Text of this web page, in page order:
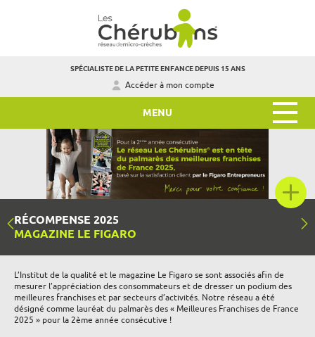
SPÉCIALISTE DE LA PETITE ENFANCE DEPUIS 15 ANS
Accéder à mon compte
MENU
RÉCOMPENSE 2025
MAGAZINE LE FIGARO
L’Institut de la qualité et le magazine Le Figaro se sont associés afin de
mesurer l’appréciation des consommateurs et de dresser un podium des
meilleures franchises et par secteurs d’activités. Notre réseau a été
désigné comme lauréat du palmarès des « Meilleures Franchises de France
2025 » pour la 2ème année consécutive !